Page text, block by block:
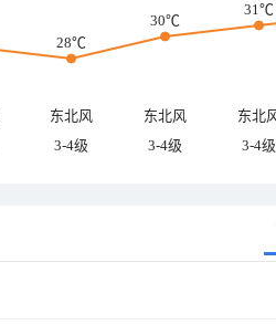
28℃
30℃
31℃
东北风 东北风
东北
3-4级 3-4级 3-4级